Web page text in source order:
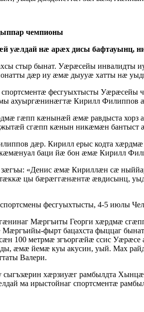
чемпионы
уæлдай нæ арæх дисы бафтауынц,
стыр бынат. Уæрæсейы
дæр иу æмæ дыууæ хатты нæ
фесгуыхтысты Уæрæсейы
ахуыргæнинæгтæ Кирилл Филиппов
гæпп кæнынæй æмæ равдыста
сгæпп кæнын никæмæн бантыст
дæр. Кирилл ерыс кодта
баци йæ бон æмæ Кирилл
«Денис æмæ Кириллæн сæ
цы бæрæггæнæнтæ æвдисынц,
фесгуыхтысты, 4-5 июлы
Мæргъиты Георги хæрдмæ
фырт бацахста фыццаг
100 метрмæ згъоргæйæ ссис
æмæ йемæ куы акусин, уый. Мах
Валери.
хæрзиуæг рамбылдта
ма ирыстойнаг спортсментæ